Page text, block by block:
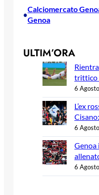
•
Calciomercato
Genoa
ULTIM’ORA
trittico
6
L’ex
6
Genoa
6